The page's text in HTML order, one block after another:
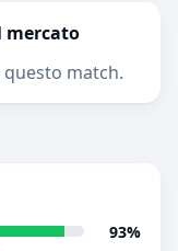
mercato
match.
93%